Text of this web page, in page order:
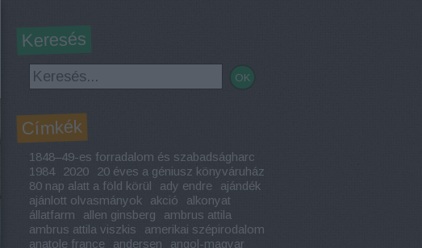
Keresés
Címkék
1848–49-es forradalom és szabadságharc
1984
2020
20 éves a géniusz könyváruház
80 nap alatt a föld körül
ady endre
ajándék
ajánlott olvasmányok
akció
alkonyat
állatfarm
allen ginsberg
ambrus attila
ambrus attila viszkis
amerikai szépirodalom
anatole france
andersen
angol-magyar